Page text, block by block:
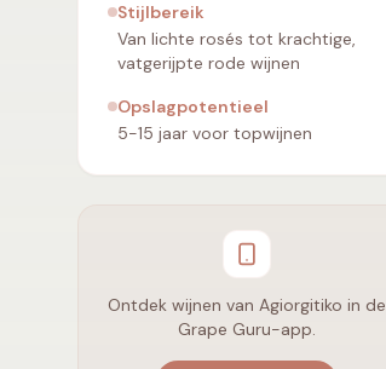
Stijlbereik
Van lichte rosés tot krachtige,
vatgerijpte rode wijnen
Opslagpotentieel
5-15 jaar voor topwijnen
Ontdek wijnen van Agiorgitiko in de
Grape Guru-app.